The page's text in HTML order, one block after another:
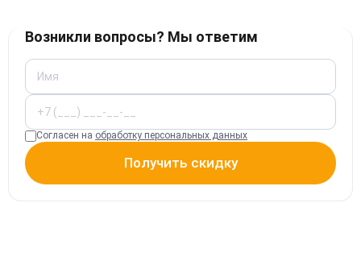
Возникли вопросы? Мы ответим
Согласен на обработку персональных данных
Получить скидку